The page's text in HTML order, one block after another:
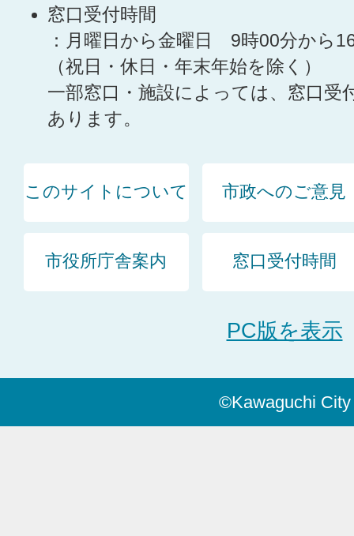
窓口受付時間
：月曜日から金曜日 9時00分から
（祝日・休日・年末年始を除く）
一部窓口・施設によっては、窓口受
あります。
このサイトについて 市政へのご意見
市役所庁舎案内 窓口受付時間
PC版を表示
©Kawaguchi City